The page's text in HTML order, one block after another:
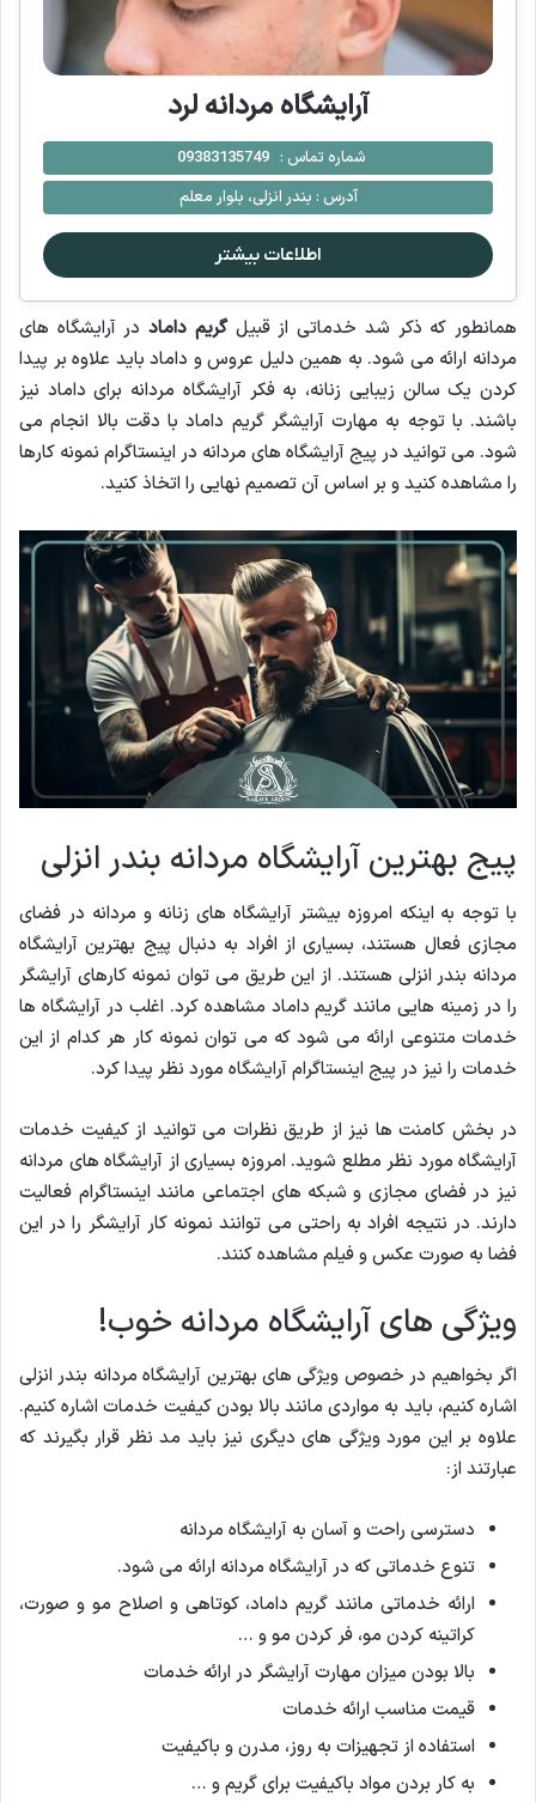
آرایشگاه مردانه لرد
شماره تماس : 09383135749
آدرس : بندر انزلی، بلوار معلم
اطلاعات بیشتر
همانطور که ذکر شد خدماتی از قبیلگریم داماددر آرایشگاه های
مردانه ارائه می شود. به همین دلیل عروس و داماد باید علاوه بر پیدا
کردن یک سالن زیبایی زنانه، به فکر آرایشگاه مردانه برای داماد نیز
باشند. با توجه به مهارت آرایشگر گریم داماد با دقت بالا انجام می
شود. می توانید در پیج آرایشگاه های مردانه در اینستاگرام نمونه کارها
را مشاهده کنید و بر اساس آن تصمیم نهایی را اتخاذ کنید.
پیج بهترین آرایشگاه مردانه بندر انزلی
با توجه به اینکه امروزه بیشتر آرایشگاه های زنانه و مردانه در فضای
مجازی فعال هستند، بسیاری از افراد به دنبال پیج بهترین آرایشگاه
مردانه بندر انزلی هستند. از این طریق می توان نمونه کارهای آرایشگر
را در زمینه هایی مانند گریم داماد مشاهده کرد. اغلب در آرایشگاه ها
خدمات متنوعی ارائه می شود که می توان نمونه کار هر کدام از این
خدمات را نیز در پیج اینستاگرام آرایشگاه مورد نظر پیدا کرد.
در بخش کامنت ها نیز از طریق نظرات می توانید از کیفیت خدمات
آرایشگاه مورد نظر مطلع شوید. امروزه بسیاری از آرایشگاه های مردانه
نیز در فضای مجازی و شبکه های اجتماعی مانند اینستاگرام فعالیت
دارند. در نتیجه افراد به راحتی می توانند نمونه کار آرایشگر را در این
فضا به صورت عکس و فیلم مشاهده کنند.
ویژگی های آرایشگاه مردانه خوب!
اگر بخواهیم در خصوص ویژگی های بهترین آرایشگاه مردانه بندر انزلی
اشاره کنیم، باید به مواردی مانند بالا بودن کیفیت خدمات اشاره کنیم.
علاوه بر این مورد ویژگی های دیگری نیز باید مد نظر قرار بگیرند که
عبارتند از:
دسترسی راحت و آسان به آرایشگاه مردانه
تنوع خدماتی که در آرایشگاه مردانه ارائه می شود.
ارائه خدماتی مانند گریم داماد، کوتاهی و اصلاح مو و صورت،
کراتینه کردن مو، فر کردن مو و …
بالا بودن میزان مهارت آرایشگر در ارائه خدمات
قیمت مناسب ارائه خدمات
استفاده از تجهیزات به روز، مدرن و باکیفیت
به کار بردن مواد باکیفیت برای گریم و …